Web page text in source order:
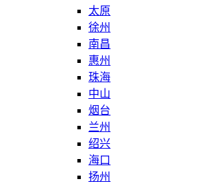
太原
徐州
南昌
惠州
珠海
中山
烟台
兰州
绍兴
海口
扬州